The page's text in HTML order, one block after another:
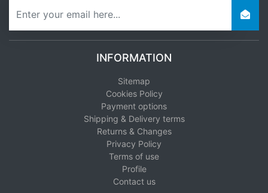
INFORMATION
Sitemap
Cookies Policy
Payment options
Shipping & Delivery terms
Returns & Changes
Privacy Policy
Terms of use
Profile
Contact us